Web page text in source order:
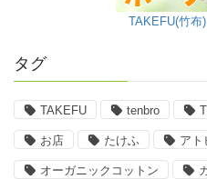
TAKEFU(竹布
タグ
TAKEFU tenbro
お店 たけふ アト
オーガニックコットン